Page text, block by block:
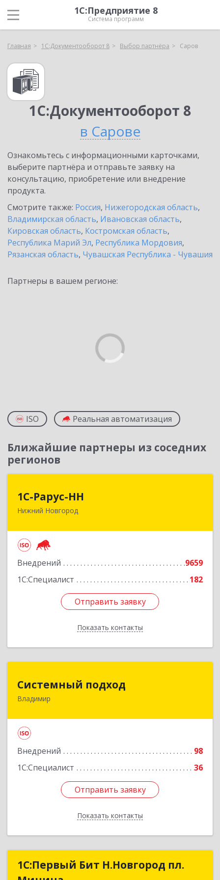
1С:Предприятие 8
Система программ
Главная 1С:Документооборот 8 Выбор партнёра Саров
1С:Документооборот 8
в Сарове
Ознакомьтесь с информационными карточками,
выберите партнёра и отправьте заявку на
консультацию, приобретение или внедрение
продукта.
Смотрите также: Россия, Нижегородская область,
Владимирская область, Ивановская область,
Кировская область, Костромская область,
Республика Марий Эл, Республика Мордовия,
Рязанская область, Чувашская Республика - Чувашия
Партнеры в вашем регионе:
ISO Реальная автоматизация
Ближайшие партнеры из соседних
регионов
1С-Рарус-НН
Нижний Новгород
Внедрений
9659
1С:Специалист
182
Отправить заявку
Показать контакты
603093, Нижегородская обл, г.о. город Нижний
Подробнее
Отправить заявку
Назад
Системный подход
Владимир
Внедрений
98
1С:Специалист
36
Отправить заявку
Показать контакты
600022, Владимирская обл, Владимир г, Ленина
Отправить заявку
Назад
1С:Первый Бит Н.Новгород пл.
1С:Первый Бит Н.Новгород пл.